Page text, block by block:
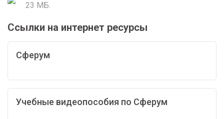
23 МБ.
Ссылки на интернет ресурсы
Сферум
Учебные видеопособия по Сферум